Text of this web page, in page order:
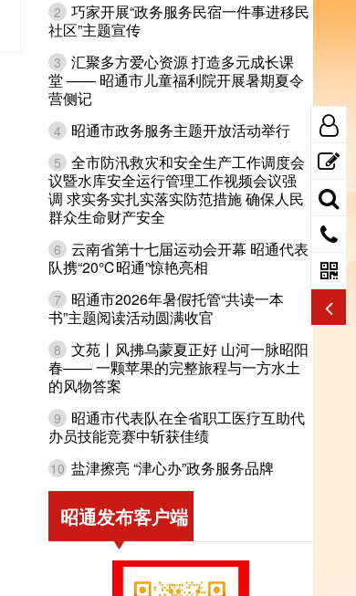
2 巧家开展“政务服务民宿一件事进移民
社区”主题宣传
3 汇聚多方爱心资源 打造多元成长课
堂 —— 昭通市儿童福利院开展暑期夏令
营侧记
4 昭通市政务服务主题开放活动举行
5 全市防汛救灾和安全生产工作调度会
议暨水库安全运行管理工作视频会议强
调 求实务实扎实落实防范措施 确保人民
群众生命财产安全
6 云南省第十七届运动会开幕 昭通代表
队携“20℃昭通”惊艳亮相
7
昭通市2026年暑假托管“共读一本
书”主题阅读活动圆满收官
8 文苑丨风拂乌蒙夏正好 山河一脉昭阳
春—— 一颗苹果的完整旅程与一方水土
的风物答案
9
昭通市代表队在全省职工医疗互助代
办员技能竞赛中斩获佳绩
10 盐津擦亮 “津心办”政务服务品牌
昭通发布客户端